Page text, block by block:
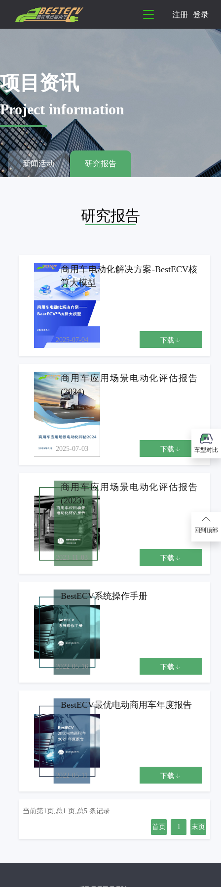
登录
注册
项目资讯
Project information
新闻活动 研究报告
研究报告
商用车电动化解决方案-BestECV核
算大模型
2025-07-04 下载
商用车应用场景电动化评估报告
(2024)
2025-07-03 下载
商用车应用场景电动化评估报告
(2023)
2023-11-03 下载
BestECV系统操作手册
2022-05-16 下载
BestECV最优电动商用车年度报告
2022-05-11 下载
当前第1页,总1 页,总5 条记录
首页 1 末页
车型对比
回到顶部